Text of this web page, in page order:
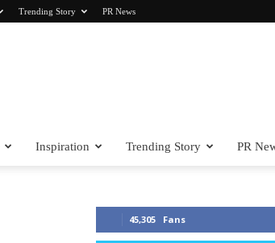
Trending Story PR News
Inspiration Trending Story PR
45,305 Fans